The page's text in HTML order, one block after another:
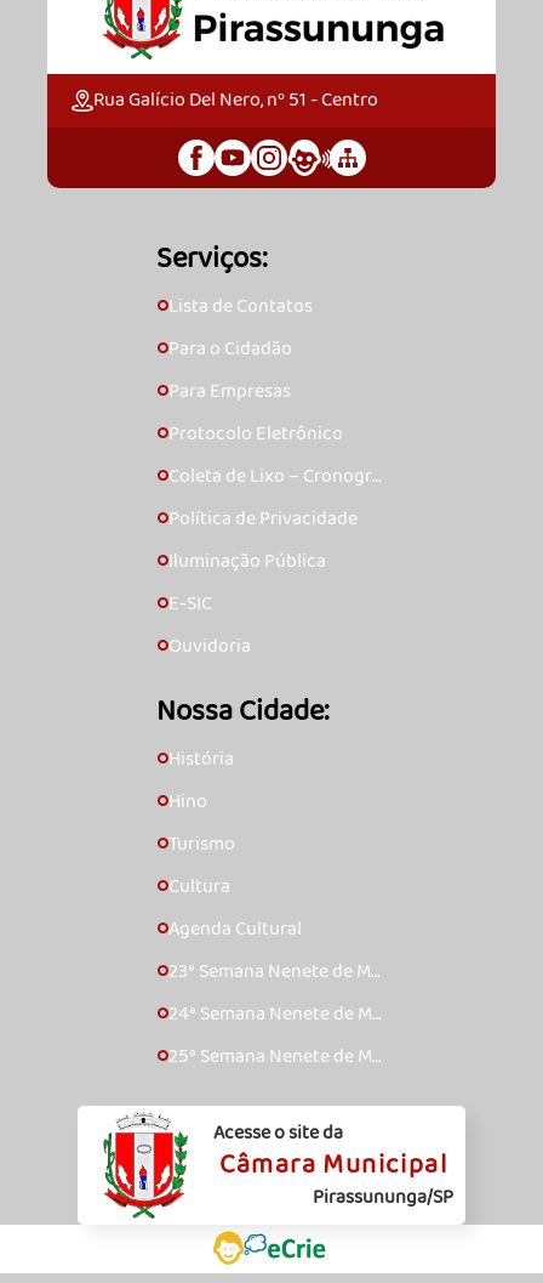
Rua Galício Del Nero, nº 51 - Centro
Serviços:
🞇Lista de Contatos
🞇Para o Cidadão
🞇Para Empresas
🞇Protocolo Eletrônico
🞇Coleta de Lixo – Cronogra
🞇Política de Privacidade
🞇Iluminação Pública
🞇E-SIC
🞇Ouvidoria
Nossa Cidade:
🞇História
🞇Hino
🞇Turismo
🞇Cultura
🞇Agenda Cultural
🞇23ª Semana Nenete de Mú
🞇24ª Semana Nenete de Mú
🞇25ª Semana Nenete de Mú
Acesse o site da
Câmara Municipal
Pirassununga/SP